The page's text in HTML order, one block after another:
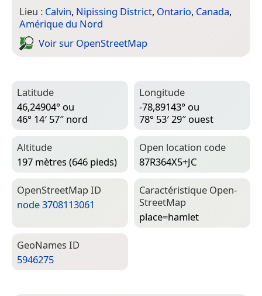
Lieu : Calvin, Nipissing District, Ontario, Canada,
Amérique du Nord
Voir sur Open­Street­Map
Latitude
46,24904° ou
46° 14′ 57″ nord
Longitude
-78,89143° ou
78° 53′ 29″ ouest
Altitude
197 mètres (646 pieds)
Open location code
87R364X5+JC
Open­Street­Map ID
node 3708113061
Caractéristique Open­
Street­Map
place=­hamlet
Geo­Names ID
5946275